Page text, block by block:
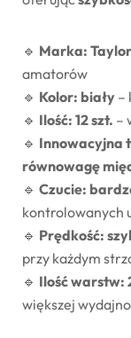
🔹 Marka:
amatorów
🔹 Kolor: biały –
🔹 Ilość: 12 szt. –
🔹 Innowacyjna
równowagę
🔹 Czucie:
kontrolowanych
🔹 Prędkość:
przy każdym
🔹 Ilość warstw:
większej